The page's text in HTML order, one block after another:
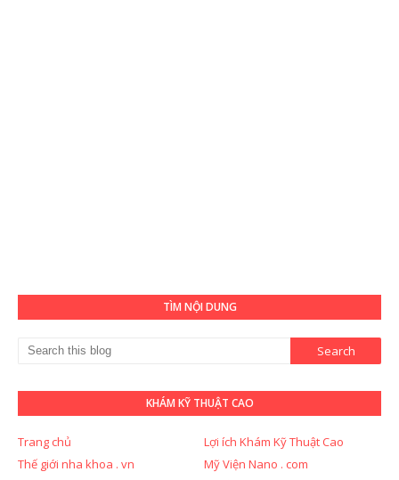
TÌM NỘI DUNG
KHÁM KỸ THUẬT CAO
Trang chủ
Lợi ích Khám Kỹ Thuật Cao
Thế giới nha khoa . vn
Mỹ Viện Nano . com